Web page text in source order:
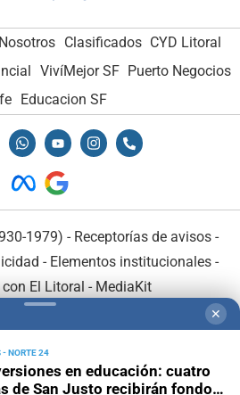
Clasificados CYD Litoral
VivíMejor SF Puerto Negocios
Educacion SF
1979) - Receptorías de avisos -
- Elementos institucionales-
El Litoral - MediaKit
✕
- NORTE 24
en educación: cuatro
de San Justo recibirán fondos